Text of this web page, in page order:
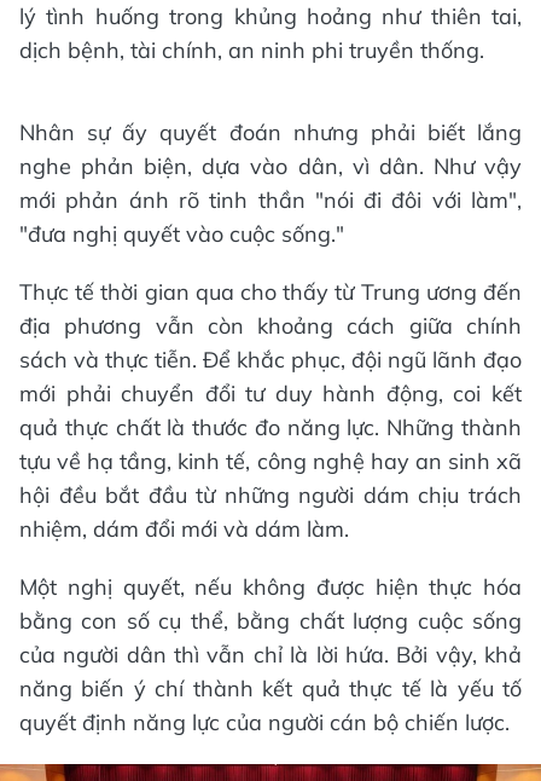
lý tình huống trong khủng hoảng như thiên tai,
dịch bệnh, tài chính, an ninh phi truyền thống.
Nhân sự ấy quyết đoán nhưng phải biết lắng
nghe phản biện, dựa vào dân, vì dân. Như vậy
mới phản ánh rõ tinh thần "nói đi đôi với làm",
"đưa nghị quyết vào cuộc sống."
Thực tế thời gian qua cho thấy từ Trung ương đến
địa phương vẫn còn khoảng cách giữa chính
sách và thực tiễn. Để khắc phục, đội ngũ lãnh đạo
mới phải chuyển đổi tư duy hành động, coi kết
quả thực chất là thước đo năng lực. Những thành
tựu về hạ tầng, kinh tế, công nghệ hay an sinh xã
hội đều bắt đầu từ những người dám chịu trách
nhiệm, dám đổi mới và dám làm.
Một nghị quyết, nếu không được hiện thực hóa
bằng con số cụ thể, bằng chất lượng cuộc sống
của người dân thì vẫn chỉ là lời hứa. Bởi vậy, khả
năng biến ý chí thành kết quả thực tế là yếu tố
quyết định năng lực của người cán bộ chiến lược.